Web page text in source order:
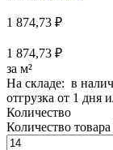
1 874,73 ₽
1 874,73 ₽
за м²
На складе: в
отгрузка от 1 дня
Количество
Количество